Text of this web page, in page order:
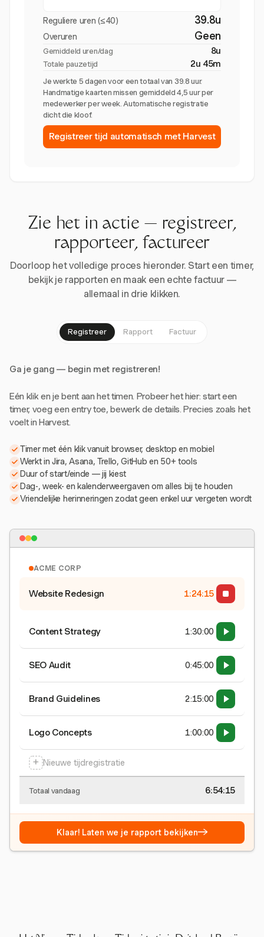
Reguliere uren (≤40) 39.8u
Overuren Geen
Gemiddeld uren/dag 8u
Totale pauzetijd 2u 45m
Je werkte 5 dagen voor een totaal van 39.8 uur.
Handmatige kaarten missen gemiddeld 4,5 uur per
medewerker per week. Automatische registratie
dicht die kloof.
Registreer tijd automatisch met Harvest
Zie het in actie — registreer,
rapporteer, factureer
Doorloop het volledige proces hieronder. Start een timer,
bekijk je rapporten en maak een echte factuur —
allemaal in drie klikken.
Registreer Rapport Factuur
Ga je gang — begin met registreren!
Eén klik en je bent aan het timen. Probeer het hier: start een
timer, voeg een entry toe, bewerk de details. Precies zoals het
voelt in Harvest.
Timer met één klik vanuit browser, desktop en mobiel
Werkt in Jira, Asana, Trello, GitHub en 50+ tools
Duur of start/einde — jij kiest
Dag-, week- en kalenderweergaven om alles bij te houden
Vriendelijke herinneringen zodat geen enkel uur vergeten wordt
ACME CORP
Website Redesign 1:24:15
Content Strategy 1:30:00
SEO Audit 0:45:00
Brand Guidelines 2:15:00
Logo Concepts 1:00:00
+ Nieuwe tijdregistratie
Totaal vandaag 6:54:15
Klaar! Laten we je rapport bekijken→